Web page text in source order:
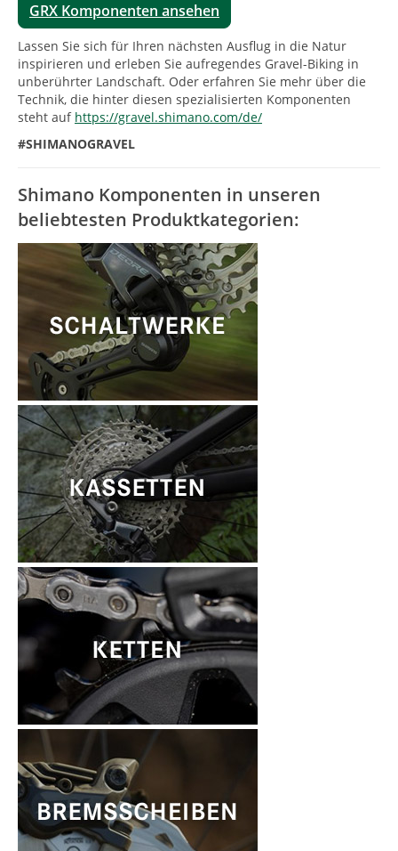
GRX Komponenten ansehen
Lassen Sie sich für Ihren nächsten Ausflug in die Natur
inspirieren und erleben Sie aufregendes Gravel-Biking in
unberührter Landschaft. Oder erfahren Sie mehr über die
Technik, die hinter diesen spezialisierten Komponenten
steht auf https://gravel.shimano.com/de/
#SHIMANOGRAVEL
Shimano Komponenten in unseren
beliebtesten Produktkategorien: